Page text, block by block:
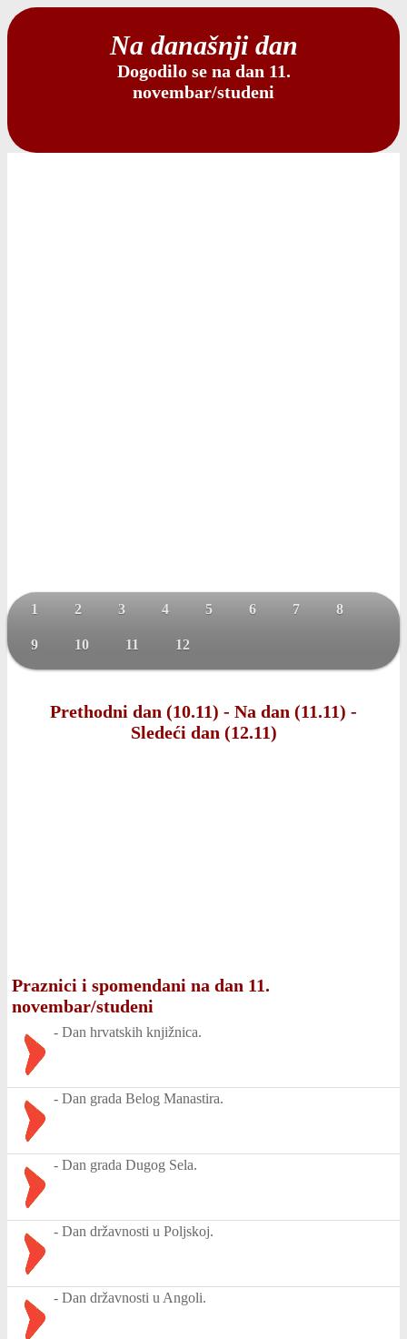
Na današnji dan
Dogodilo se na dan 11.
novembar/studeni
1 2 3 4 5 6 7 8
9 10 11 12
Prethodni dan (10.11) - Na dan (11.11) -
Sledeći dan (12.11)
Praznici i spomendani na dan 11.
novembar/studeni
- Dan hrvatskih knjižnica.
- Dan grada Belog Manastira.
- Dan grada Dugog Sela.
- Dan državnosti u Poljskoj.
- Dan državnosti u Angoli.